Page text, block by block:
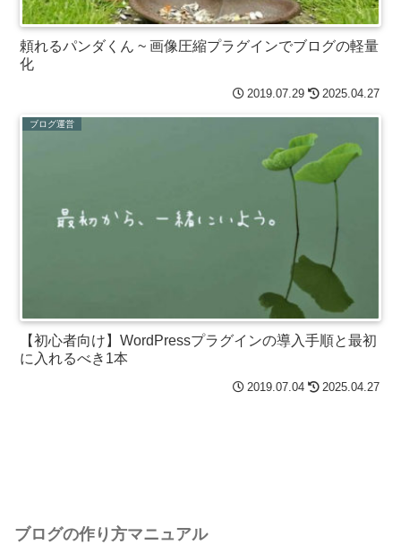
頼れるパンダくん ~ 画像圧縮プラグインでブログの軽量
化
2019.07.29 2025.04.27
ブログ運営
【初心者向け】WordPressプラグインの導入手順と最初
に入れるべき1本
2019.07.04 2025.04.27
ブログの作り方マニュアル